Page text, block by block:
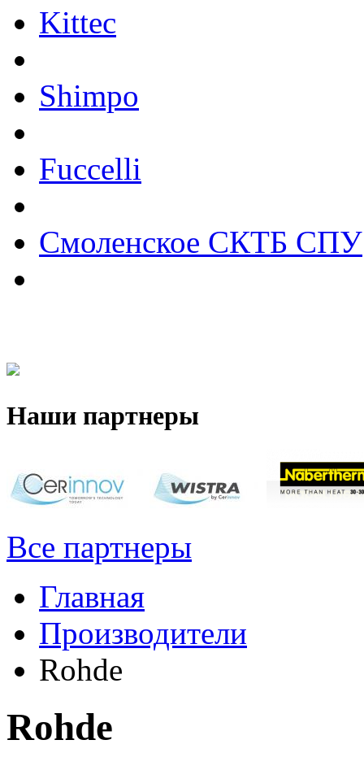
Kittec
Shimpo
Fuccelli
Смоленское СКТБ СПУ
Наши партнеры
Все партнеры
Главная
Производители
Rohde
Rohde